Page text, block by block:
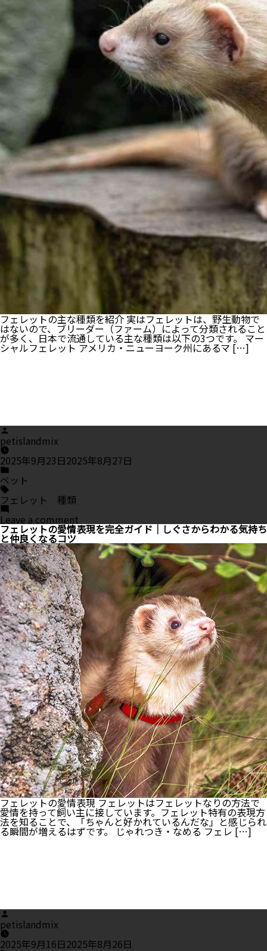
フェレットの主な種類を紹介 実はフェレットは、野生動物で
はないので、ブリーダー（ファーム）によって分類されること
が多く、日本で流通している主な種類は以下の3つです。 マー
シャルフェレット アメリカ・ニューヨーク州にあるマ […]
Posted
by
petislandmix
2025年9月23日2025年8月27日
Posted
in
ペット
Tags:
フェレット 種類
Leave a comment
フ
ェ
レ
ッ
ト
の
種
類
を
徹
底
解
説
｜
性
格・
見
た
目・
選
び
方
の
ポ
イ
ン
ト
も
紹
介！
フェレットの愛情表現を完全ガイド｜しぐさからわかる気持ち
と仲良くなるコツ
フェレットの愛情表現 フェレットはフェレットなりの方法で
愛情を持って飼い主に接しています。フェレット特有の表現方
法を知ることで、「ちゃんと好かれているんだな」と感じられ
る瞬間が増えるはずです。 じゃれつき・なめる フェレ […]
Posted
by
petislandmix
2025年9月16日2025年8月26日